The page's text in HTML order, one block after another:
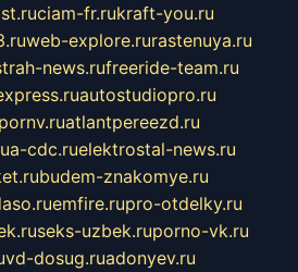
ciam-fr.rukraft-you.ru
web-explore.rurastenuya.ru
news.rufreeride-team.ru
autostudiopro.ru
pornv.ruatlantpereezd.ru
a-cdc.ruelektrostal-news.ru
budem-znakomye.ru
emfire.rupro-otdelky.ru
seks-uzbek.ruporno-vk.ru
vd-dosug.ruadonyev.ru